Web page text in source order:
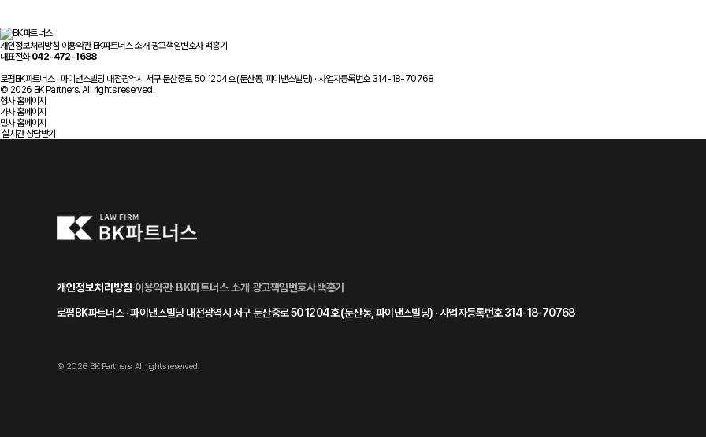
개인정보처리방침 이용약관 BK파트너스 소개 광고책임변호사 백홍기
대표전화 042-472-1688
로펌BK파트너스 · 파이낸스빌딩 대전광역시 서구 둔산중로 50 1204호 (둔산동, 파이낸스빌딩) · 사업자등록번호 314-18-70768
© 2026 BK Partners. All rights reserved.
형사 홈페이지
가사 홈페이지
민사 홈페이지
실시간 상담받기
개인정보처리방침·이용약관· BK파트너스 소개·광고책임변호사 백홍기
로펌BK파트너스 · 파이낸스빌딩 대전광역시 서구 둔산중로 50 1204호 (둔산동, 파이낸스빌딩) · 사업자등록번호 314-18-70768
© 2026 BK Partners. All rights reserved.